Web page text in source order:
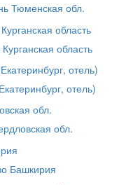
Тюменская обл.
область
отель)
обл.
Башкирия